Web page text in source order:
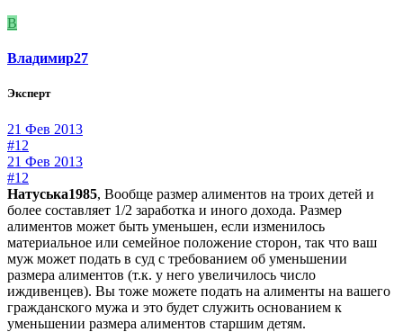
В
Владимир27
Эксперт
21 Фев 2013
#12
21 Фев 2013
#12
Натуська1985, Вообще размер алиментов на троих детей и
более составляет 1/2 заработка и иного дохода. Размер
алиментов может быть уменьшен, если изменилось
материальное или семейное положение сторон, так что ваш
муж может подать в суд с требованием об уменьшении
размера алиментов (т.к. у него увеличилось число
иждивенцев). Вы тоже можете подать на алименты на вашего
гражданского мужа и это будет служить основанием к
уменьшении размера алиментов старшим детям.